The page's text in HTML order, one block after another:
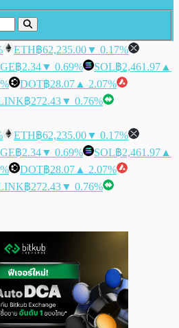
ETH฿62,235.00▼ 0.17%
฿2.34▼ 0.69% SOL฿2,461.97 ▲
DOT฿28.07 ▲ 2.07%
฿272.43▼ 0.76%
ETH฿62,235.00▼ 0.17%
฿2.34▼ 0.69% SOL฿2,461.97 ▲
DOT฿28.07 ▲ 2.07%
฿272.43▼ 0.76%